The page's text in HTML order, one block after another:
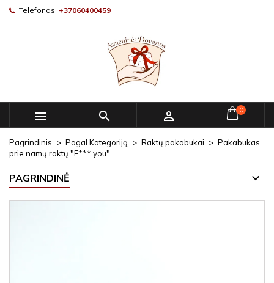
Telefonas: +37060400459
   0
Pagrindinis Pagal Kategoriją Raktų pakabukai
Pakabukas
prie namų raktų "F*** you"
PAGRINDINĖ